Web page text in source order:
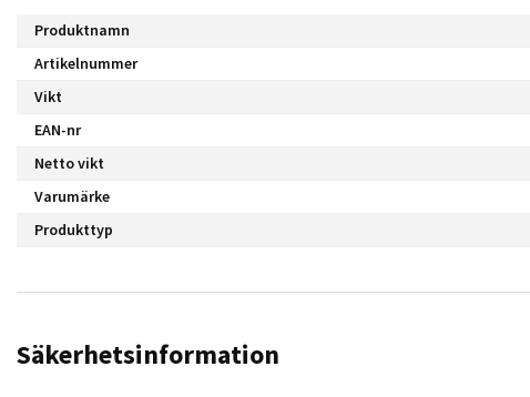
Produktnamn
Artikelnummer
Vikt
EAN-nr
Netto vikt
Varumärke
Produkttyp
Säkerhetsinformation